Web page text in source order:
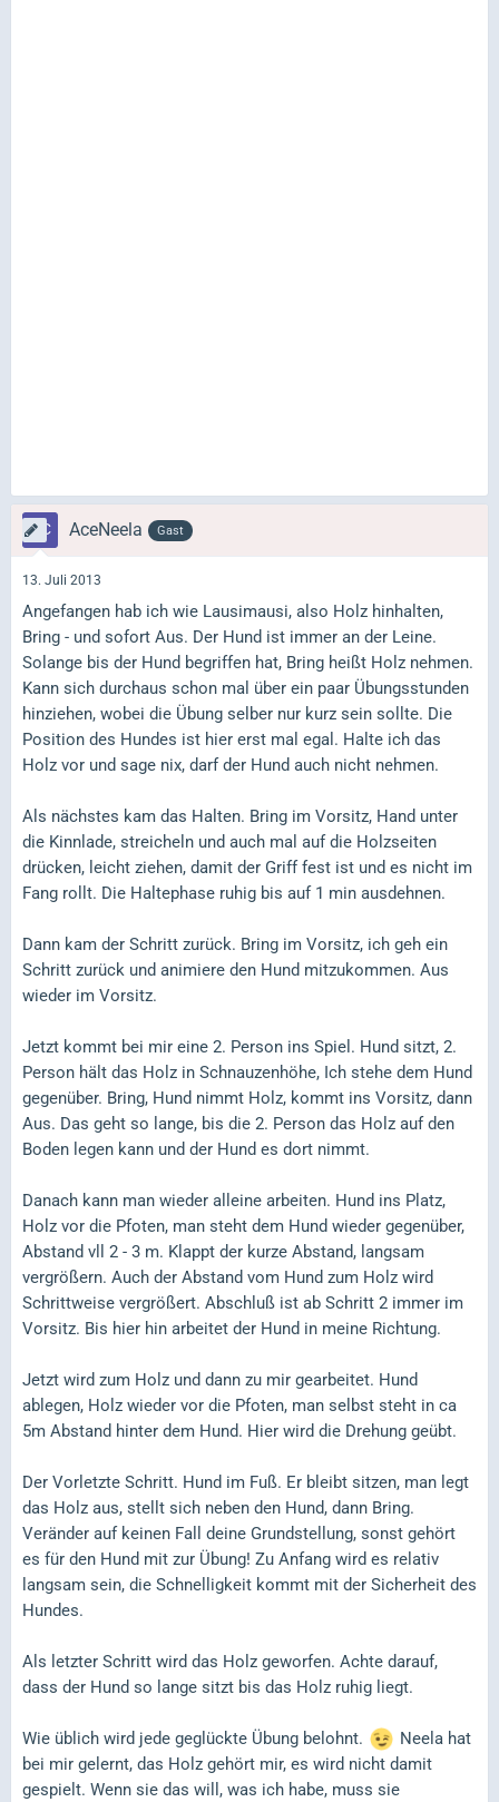
AceNeela Gast
13. Juli 2013
Angefangen hab ich wie Lausimausi, also Holz hinhalten,
Bring - und sofort Aus. Der Hund ist immer an der Leine.
Solange bis der Hund begriffen hat, Bring heißt Holz nehmen.
Kann sich durchaus schon mal über ein paar Übungsstunden
hinziehen, wobei die Übung selber nur kurz sein sollte. Die
Position des Hundes ist hier erst mal egal. Halte ich das
Holz vor und sage nix, darf der Hund auch nicht nehmen.
Als nächstes kam das Halten. Bring im Vorsitz, Hand unter
die Kinnlade, streicheln und auch mal auf die Holzseiten
drücken, leicht ziehen, damit der Griff fest ist und es nicht im
Fang rollt. Die Haltephase ruhig bis auf 1 min ausdehnen.
Dann kam der Schritt zurück. Bring im Vorsitz, ich geh ein
Schritt zurück und animiere den Hund mitzukommen. Aus
wieder im Vorsitz.
Jetzt kommt bei mir eine 2. Person ins Spiel. Hund sitzt, 2.
Person hält das Holz in Schnauzenhöhe, Ich stehe dem Hund
gegenüber. Bring, Hund nimmt Holz, kommt ins Vorsitz, dann
Aus. Das geht so lange, bis die 2. Person das Holz auf den
Boden legen kann und der Hund es dort nimmt.
Danach kann man wieder alleine arbeiten. Hund ins Platz,
Holz vor die Pfoten, man steht dem Hund wieder gegenüber,
Abstand vll 2 - 3 m. Klappt der kurze Abstand, langsam
vergrößern. Auch der Abstand vom Hund zum Holz wird
Schrittweise vergrößert. Abschluß ist ab Schritt 2 immer im
Vorsitz. Bis hier hin arbeitet der Hund in meine Richtung.
Jetzt wird zum Holz und dann zu mir gearbeitet. Hund
ablegen, Holz wieder vor die Pfoten, man selbst steht in ca
5m Abstand hinter dem Hund. Hier wird die Drehung geübt.
Der Vorletzte Schritt. Hund im Fuß. Er bleibt sitzen, man legt
das Holz aus, stellt sich neben den Hund, dann Bring.
Veränder auf keinen Fall deine Grundstellung, sonst gehört
es für den Hund mit zur Übung! Zu Anfang wird es relativ
langsam sein, die Schnelligkeit kommt mit der Sicherheit des
Hundes.
Als letzter Schritt wird das Holz geworfen. Achte darauf,
dass der Hund so lange sitzt bis das Holz ruhig liegt.
Wie üblich wird jede geglückte Übung belohnt.
Neela hat
bei mir gelernt, das Holz gehört mir, es wird nicht damit
gespielt. Wenn sie das will, was ich habe, muss sie